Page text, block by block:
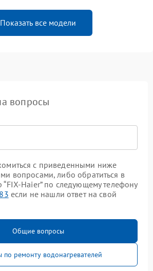
Показать все модели
вопросы
с приведенными ниже
вопросами, либо обратиться в
Haier” по следующему телефону
если не нашли ответ на свой
Общие вопросы
по ремонту водонагревателей